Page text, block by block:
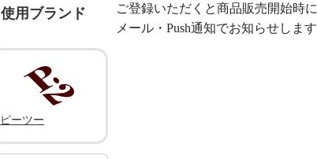
使用ブランド
ご登録いただくと商品販売開始時に
メール・Push通知でお知らせします
ピーツー